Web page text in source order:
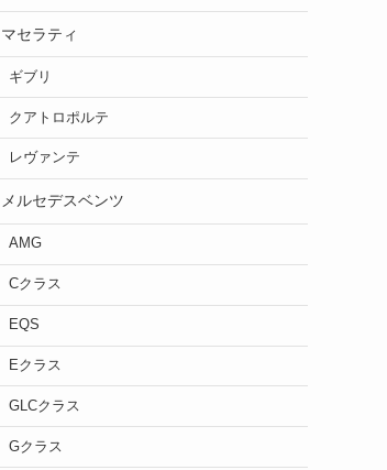
マセラティ
ギブリ
クアトロポルテ
レヴァンテ
メルセデスベンツ
AMG
Cクラス
EQS
Eクラス
GLCクラス
Gクラス